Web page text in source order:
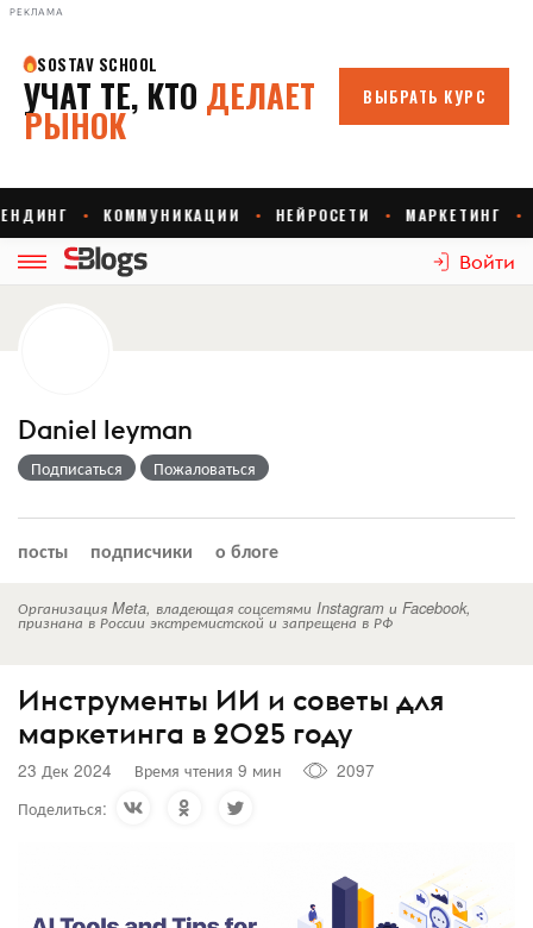
РЕКЛАМА
Войти
Daniel leyman
Подписаться Пожаловаться
посты подписчики о блоге
Организация Meta, владеющая соцсетями Instagram и Facebook,
признана в России экстремистской и запрещена в РФ
Инструменты ИИ и советы для
маркетинга в 2025 году
23 Дек 2024 Время чтения 9 мин
2097
Поделиться: